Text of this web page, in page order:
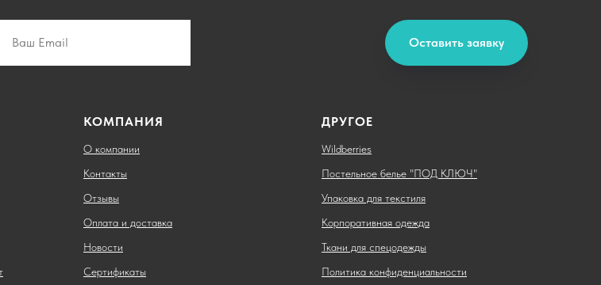
Оставить заявку
КОМПАНИЯ
О компании
Контакты
Отзывы
Оплата и доставка
Новости
Сертификаты
ДРУГОЕ
Wildberries
Постельное белье "ПОД КЛЮЧ"
Упаковка для текстиля
Корпоративная одежда
Ткани для спецодежды
Политика конфиденциальности